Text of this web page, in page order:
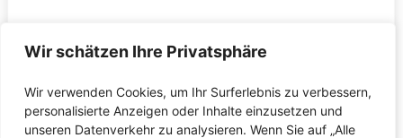
Wir schätzen Ihre Privatsphäre
Wir verwenden Cookies, um Ihr Surferlebnis zu verbessern,
personalisierte Anzeigen oder Inhalte einzusetzen und
unseren Datenverkehr zu analysieren. Wenn Sie auf „Alle